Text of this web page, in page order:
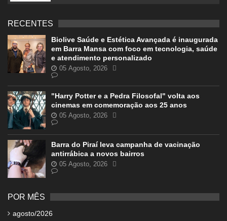
RECENTES
Biolive Saúde e Estética Avançada é inaugurada
em Barra Mansa com foco em tecnologia, saúde
e atendimento personalizado
05 Agosto, 2026
"Harry Potter e a Pedra Filosofal" volta aos
cinemas em comemoração aos 25 anos
05 Agosto, 2026
Barra do Piraí leva campanha de vacinação
antirrábica a novos bairros
05 Agosto, 2026
POR MÊS
agosto/2026